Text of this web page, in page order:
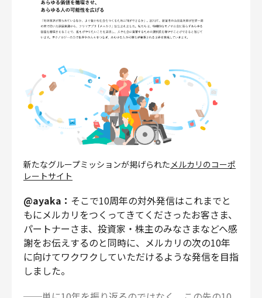
新たなグループミッションが掲げられたメルカリのコーポ
レートサイト
@ayaka： そこで10周年の対外発信はこれまでと
もにメルカリをつくってきてくださったお客さま、
パートナーさま、投資家・株主のみなさまなどへ感
謝をお伝えするのと同時に、メルカリの次の10年
に向けてワクワクしていただけるような発信を目指
しました。